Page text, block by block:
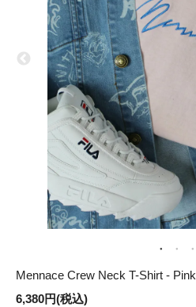
Mennace Crew Neck T-Shirt - Pink
6,380円(税込)